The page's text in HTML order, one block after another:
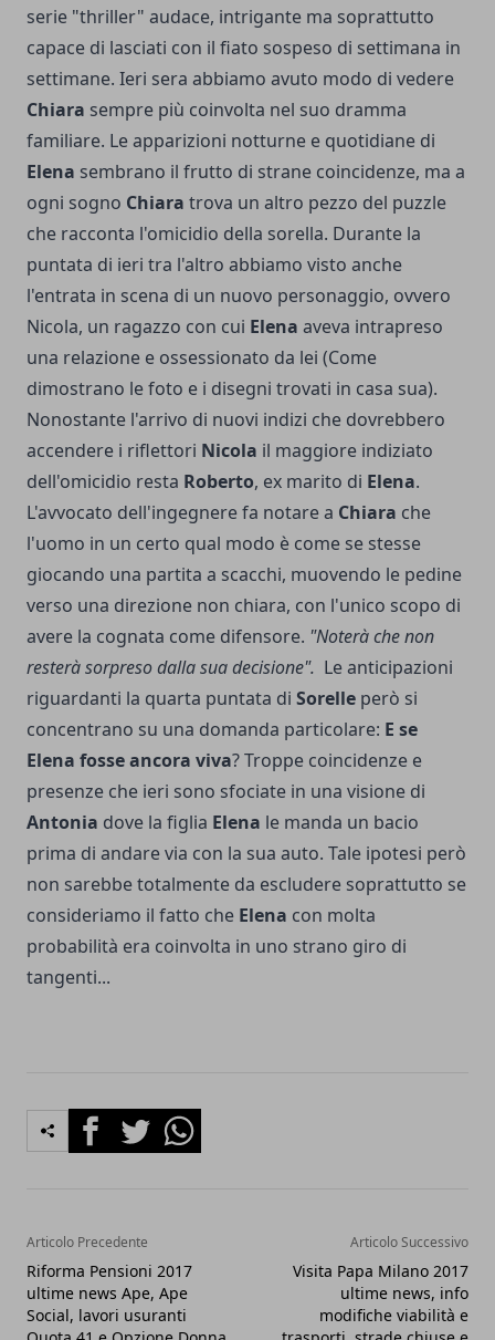
serie "thriller" audace, intrigante ma soprattutto
capace di lasciati con il fiato sospeso di settimana in
settimane. Ieri sera abbiamo avuto modo di vedere
Chiara sempre più coinvolta nel suo dramma
familiare. Le apparizioni notturne e quotidiane di
Elena sembrano il frutto di strane coincidenze, ma a
ogni sogno Chiara trova un altro pezzo del puzzle
che racconta l'omicidio della sorella. Durante la
puntata di ieri tra l'altro abbiamo visto anche
l'entrata in scena di un nuovo personaggio, ovvero
Nicola, un ragazzo con cui Elena aveva intrapreso
una relazione e ossessionato da lei (Come
dimostrano le foto e i disegni trovati in casa sua).
Nonostante l'arrivo di nuovi indizi che dovrebbero
accendere i riflettori Nicola il maggiore indiziato
dell'omicidio resta Roberto, ex marito di Elena.
L'avvocato dell'ingegnere fa notare a Chiara che
l'uomo in un certo qual modo è come se stesse
giocando una partita a scacchi, muovendo le pedine
verso una direzione non chiara, con l'unico scopo di
avere la cognata come difensore. "Noterà che non
resterà sorpreso dalla sua decisione". Le anticipazioni
riguardanti la quarta puntata di Sorelle però si
concentrano su una domanda particolare: E se
Elena fosse ancora viva? Troppe coincidenze e
presenze che ieri sono sfociate in una visione di
Antonia dove la figlia Elena le manda un bacio
prima di andare via con la sua auto. Tale ipotesi però
non sarebbe totalmente da escludere soprattutto se
consideriamo il fatto che Elena con molta
probabilità era coinvolta in uno strano giro di
tangenti...
FacebookTwitterWhatsapp
Articolo Precedente
Riforma Pensioni 2017
ultime news Ape, Ape
Social, lavori usuranti
Articolo Successivo
Visita Papa Milano 2017
ultime news, info
modifiche viabilità e